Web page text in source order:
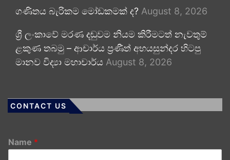
ගණිතය බැරිකම මෝඩකමක් ද? August 8, 2026
ශ්‍රී ලංකාවේ මරණ දඬුවම නියම කිරීමටත් නැවතුම්
ළකුණ තබමු – ආචාර්ය ප්‍රණීත් අභයසුන්දර හිටපු
මානව විද්‍යා මහාචාර්ය August 8, 2026
CONTACT US
Name *